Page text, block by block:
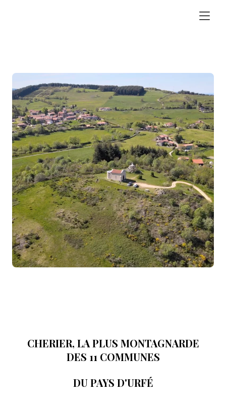
CHERIER, LA PLUS MONTAGNARDE
DES 11 COMMUNES
DU PAYS D'URFÉ